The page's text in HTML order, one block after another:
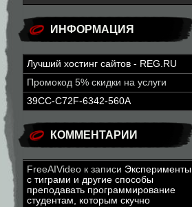
ИНФОРМАЦИЯ
Лучший хостинг сайтов - REG.RU
Промокод 5% скидки на услуги
39CC-C72F-6342-560A
КОММЕНТАРИИ
FreeAIVideo к записи Эксперименты
с тиграми и другие способы
преподавать программирование
студентам, которым скучно